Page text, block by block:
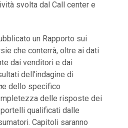
svolta dal Call center e
un Rapporto sui
che conterrà, oltre ai dati
dai venditori e dai
dell’indagine di
e dello specifico
delle risposte dei
qualificati dalle
Capitoli saranno